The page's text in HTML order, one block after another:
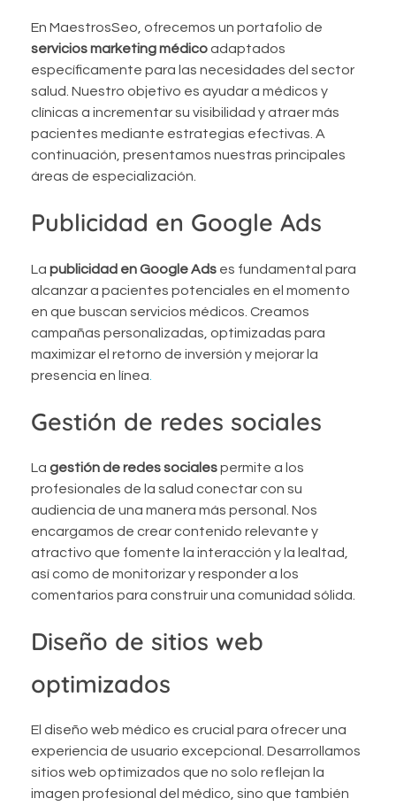
En MaestrosSeo, ofrecemos un portafolio de
servicios marketing médicoadaptados
específicamente para las necesidades del sector
salud. Nuestro objetivo es ayudar a médicos y
clínicas a incrementar su visibilidad y atraer más
pacientes mediante estrategias efectivas. A
continuación, presentamos nuestras principales
áreas de especialización.
Publicidad en Google Ads
La publicidad en Google Ads es fundamental para
alcanzar a pacientes potenciales en el momento
en que buscan servicios médicos. Creamos
campañas personalizadas, optimizadas para
maximizar el retorno de inversión y mejorar la
presencia en línea
Gestión de redes sociales
La gestión de redes socialespermite a los
profesionales de la salud conectar con su
audiencia de una manera más personal. Nos
encargamos de crear contenido relevante y
atractivo que fomente la interacción y la lealtad,
así como de monitorizar y responder a los
comentarios para construir una comunidad sólida.
Diseño de sitios web
optimizados
El diseño web médico es crucial para ofrecer una
experiencia de usuario excepcional. Desarrollamos
sitios web optimizados que no solo reflejan la
imagen profesional del médico, sino que también